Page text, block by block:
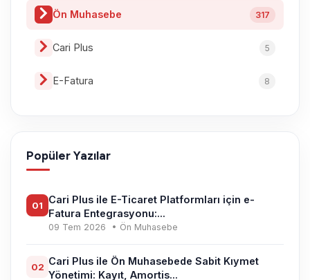
Ön Muhasebe 317
Cari Plus 5
E-Fatura 8
Popüler Yazılar
01
Cari Plus ile E-Ticaret Platformları için e-
Fatura Entegrasyonu:...
09 Tem 2026 • Ön Muhasebe
02 Cari Plus ile Ön Muhasebede Sabit Kıymet
Yönetimi: Kayıt, Amortis...